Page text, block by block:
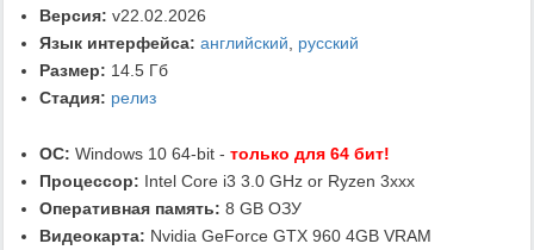
Версия: v22.02.2026
Язык интерфейса: английский, русский
Размер: 14.5 Гб
Стадия: релиз
ОС: Windows 10 64-bit - только для 64 бит!
Процессор: Intel Core i3 3.0 GHz or Ryzen 3xxx
Оперативная память: 8 GB ОЗУ
Видеокарта: Nvidia GeForce GTX 960 4GB VRAM